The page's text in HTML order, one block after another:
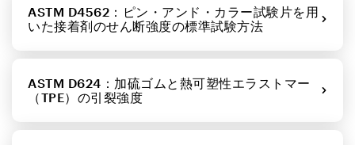
ASTM D4562：ピン・アンド・カラー試験片を用
いた接着剤のせん断強度の標準試験方法
ASTM D624：加硫ゴムと熱可塑性エラストマー
（TPE）の引裂強度